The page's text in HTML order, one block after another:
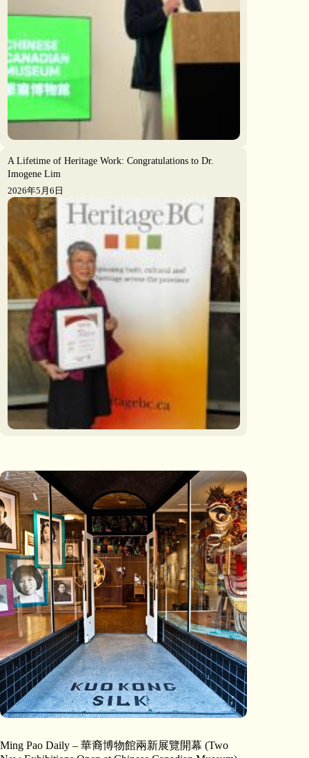
Ming Pao Daily – 華裔博物館兩新展覽開幕 (Two
A Lifetime of Heritage Work: Congratulations to Dr.
Imogene Lim
2026年5月6日